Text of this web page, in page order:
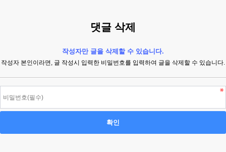
댓글 삭제
작성자만 글을 삭제할 수 있습니다.
작성자 본인이라면, 글 작성시 입력한 비밀번호를 입력하여 글을 삭제할 수 있습니다.